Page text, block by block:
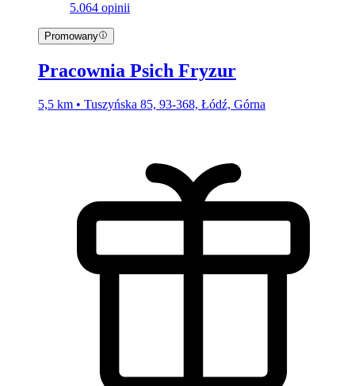
5.064 opinii
Promowany
Pracownia Psich Fryzur
5,5 km • Tuszyńska 85, 93-368, Łódź, Górna